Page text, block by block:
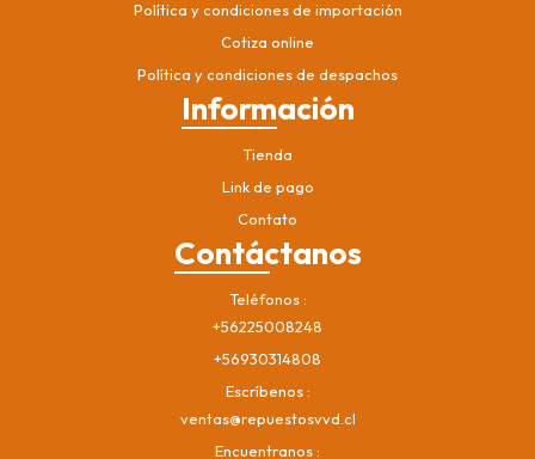
Política y condiciones de importación
Cotiza online
Política y condiciones de despachos
Información
Tienda
Link de pago
Contato
Contáctanos
Teléfonos
+56225008248
+56930314808
Escríbenos
ventas@repuestosvvd.cl
Encuentranos